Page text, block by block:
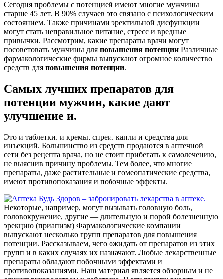
Сегодня проблемы с потенцией имеют многие мужчины
старше 45 лет. В 90% случаев это связано с психологическим
состоянием. Также причинами эректильной дисфункции
могут стать неправильное питание, стресс и вредные
привычки. Рассмотрим, какие препараты врачи могут
посоветовать мужчины для повышения потенции Различные
фармакологические фирмы выпускают огромное количество
средств для повышения потенции.
Самых лучших препаратов для
потенции мужчин, какие дают
улучшение и.
Это и таблетки, и кремы, спреи, капли и средства для
инъекций. Большинство из средств продаются в аптечной
сети без рецепта врача, но не стоит прибегать к самолечению,
не выяснив причину проблемы. Тем более, что многие
препараты, даже растительные и гомеопатические средства,
имеют противопоказания и побочные эффекты.
Некоторые, например, могут вызывать головную боль,
головокружение, другие — длительную и порой болезненную
эрекцию (приапизм) Фармакологические компании
выпускают несколько групп препаратов для повышения
потенции. Рассказываем, чего ожидать от препаратов из этих
групп и в каких случаях их назначают. Любые лекарственные
препараты обладают побочными эффектами и
противопоказаниями. Наш материал является обзорным и не